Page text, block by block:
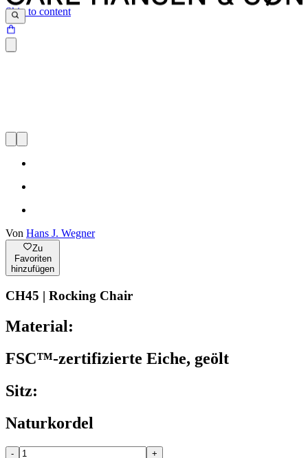
Skip to content
Von Hans J. Wegner
Zu
Favoriten
hinzufügen
CH45 | Rocking Chair
Material:
FSC™-zertifizierte Eiche, geölt
Sitz:
Naturkordel
- +